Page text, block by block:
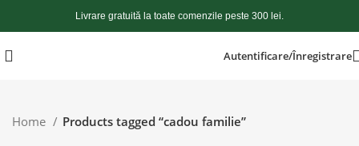
Livrare gratuită la toate comenzile peste 300 lei.
Autentificare/Înregistrare
Home Products tagged “cadou familie”